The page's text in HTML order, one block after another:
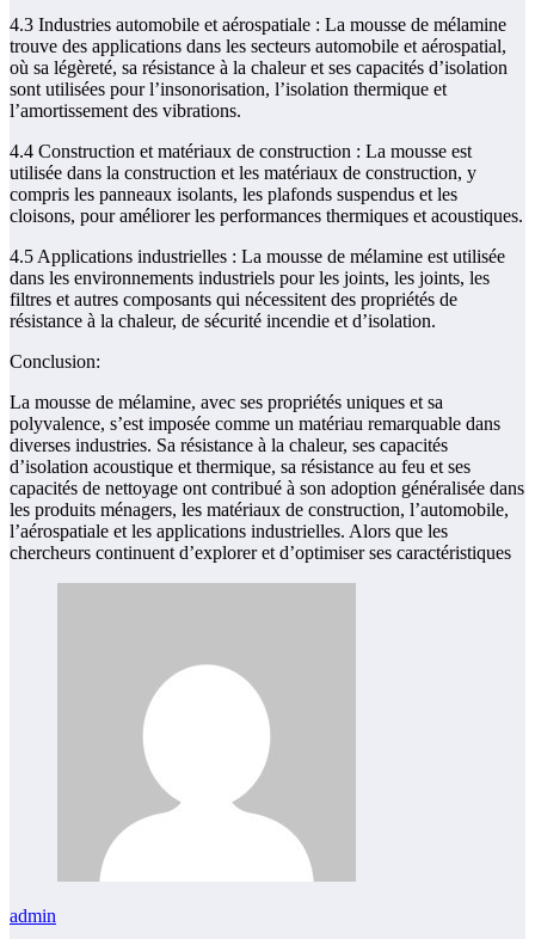
4.3 Industries automobile et aérospatiale : La mousse de mélamine
trouve des applications dans les secteurs automobile et aérospatial,
où sa légèreté, sa résistance à la chaleur et ses capacités d’isolation
sont utilisées pour l’insonorisation, l’isolation thermique et
l’amortissement des vibrations.
4.4 Construction et matériaux de construction : La mousse est
utilisée dans la construction et les matériaux de construction, y
compris les panneaux isolants, les plafonds suspendus et les
cloisons, pour améliorer les performances thermiques et acoustiques.
4.5 Applications industrielles : La mousse de mélamine est utilisée
dans les environnements industriels pour les joints, les joints, les
filtres et autres composants qui nécessitent des propriétés de
résistance à la chaleur, de sécurité incendie et d’isolation.
Conclusion:
La mousse de mélamine, avec ses propriétés uniques et sa
polyvalence, s’est imposée comme un matériau remarquable dans
diverses industries. Sa résistance à la chaleur, ses capacités
d’isolation acoustique et thermique, sa résistance au feu et ses
capacités de nettoyage ont contribué à son adoption généralisée dans
les produits ménagers, les matériaux de construction, l’automobile,
l’aérospatiale et les applications industrielles. Alors que les
chercheurs continuent d’explorer et d’optimiser ses caractéristiques
admin